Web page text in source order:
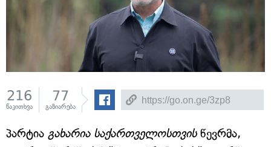
216
წაკითხვა
77
გაზიარება
პარტია გახარია საქართველოსთვისწევრმა,